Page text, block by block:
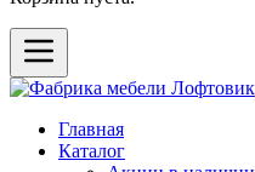
Главная
Каталог